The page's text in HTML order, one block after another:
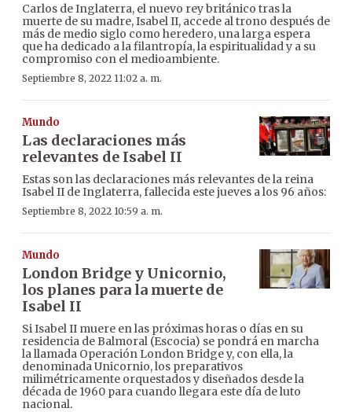
Carlos de Inglaterra, el nuevo rey británico tras la
muerte de su madre, Isabel II, accede al trono después de
más de medio siglo como heredero, una larga espera
que ha dedicado a la filantropía, la espiritualidad y a su
compromiso con el medioambiente.
Septiembre 8, 2022 11:02 a. m.
Mundo
Las declaraciones más
relevantes de Isabel II
Estas son las declaraciones más relevantes de la reina
Isabel II de Inglaterra, fallecida este jueves a los 96 años:
Septiembre 8, 2022 10:59 a. m.
Mundo
London Bridge y Unicornio,
los planes para la muerte de
Isabel II
Si Isabel II muere en las próximas horas o días en su
residencia de Balmoral (Escocia) se pondrá en marcha
la llamada Operación London Bridge y, con ella, la
denominada Unicornio, los preparativos
milimétricamente orquestados y diseñados desde la
década de 1960 para cuando llegara este día de luto
nacional.